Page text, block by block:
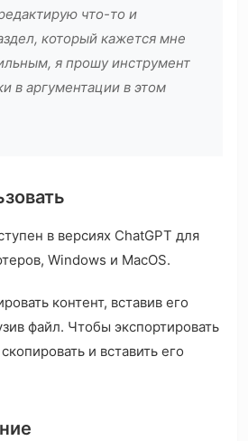
что-то и
который кажется мне
я прошу инструмент
в аргументации в этом
в версиях ChatGPT для
Windows и MacOS.
контент, вставив его
файл. Чтобы экспортировать
и вставить его